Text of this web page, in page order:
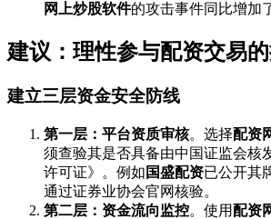
网上炒股软件的攻击事件同比增加
建议：理性参与配资交易
建立三层资金安全防线
第一层：平台资质审核。选择配资
须查验其是否具备由中国证监会核
许可证》。例如 国盛配资已公开其
通过证券业协会官网核验。
第二层：资金流向监控。使用配资